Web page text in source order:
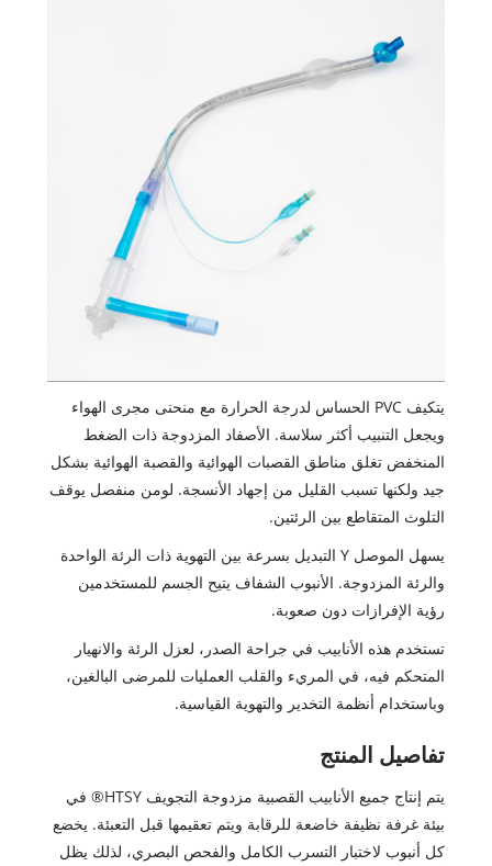
يتكيف PVC الحساس لدرجة الحرارة مع منحنى مجرى الهواء
ويجعل التنبيب أكثر سلاسة. الأصفاد المزدوجة ذات الضغط
المنخفض تغلق مناطق القصبات الهوائية والقصبة الهوائية بشكل
جيد ولكنها تسبب القليل من إجهاد الأنسجة. لومن منفصل يوقف
التلوث المتقاطع بين الرئتين.
يسهل الموصل Y التبديل بسرعة بين التهوية ذات الرئة الواحدة
والرئة المزدوجة. الأنبوب الشفاف يتيح الجسم للمستخدمين
رؤية الإفرازات دون صعوبة.
تستخدم هذه الأنابيب في جراحة الصدر، لعزل الرئة والانهيار
المتحكم فيه، في المريء والقلب العمليات للمرضى البالغين،
وباستخدام أنظمة التخدير والتهوية القياسية.
تفاصيل المنتج
يتم إنتاج جميع الأنابيب القصبية مزدوجة التجويف HTSY® في
بيئة غرفة نظيفة خاضعة للرقابة ويتم تعقيمها قبل التعبئة. يخضع
كل أنبوب لاختبار التسرب الكامل والفحص البصري، لذلك يظل